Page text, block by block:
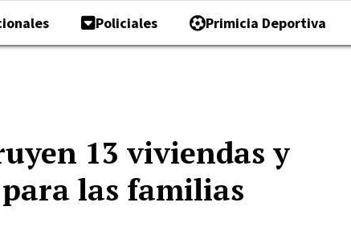
Policiales Primicia Deportiva
13 viviendas y
las familias